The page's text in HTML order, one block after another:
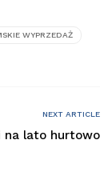
WYPRZEDAŻ
NEXT ARTICLE
na lato hurtowo